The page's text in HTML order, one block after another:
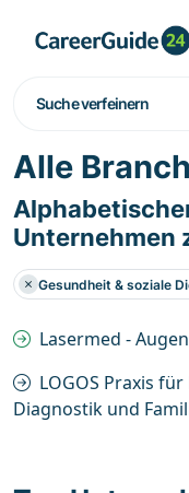
Suche verfeinern
Alle
Unternehmen
Gesundheit & soziale
Lasermed -
LOGOS Praxis
Diagnostik und